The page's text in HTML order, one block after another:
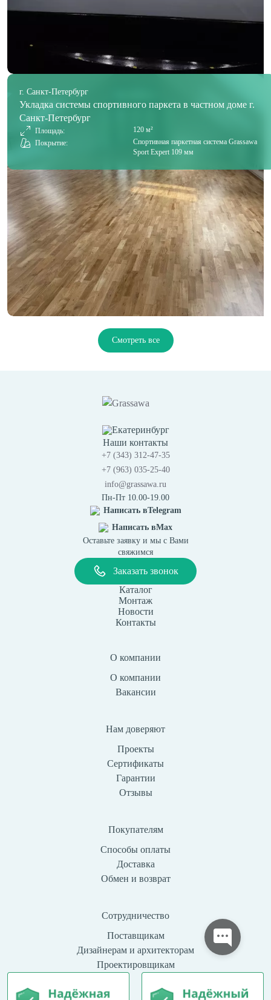
г. Санкт-Петербург
Укладка системы спортивного паркета в частном доме г.
Санкт-Петербург
Площадь:
120 м²
Покрытие:
Спортивная паркетная система Grassawa
Sport Expert 109 мм
Смотреть все
Екатеринбург
Наши контакты
+7 (343) 312-47-35
+7 (963) 035-25-40
info@grassawa.ru
Пн-Пт 10.00-19.00
Написать вTelegram
Написать вMax
Оставьте заявку и мы с Вами
свяжимся
Заказать звонок
Каталог
Монтаж
Новости
Контакты
О компании
О компании
Вакансии
Нам доверяют
Проекты
Сертификаты
Гарантии
Отзывы
Покупателям
Способы оплаты
Доставка
Обмен и возврат
Сотрудничество
Поставщикам
Дизайнерам и архитекторам
Проектировщикам